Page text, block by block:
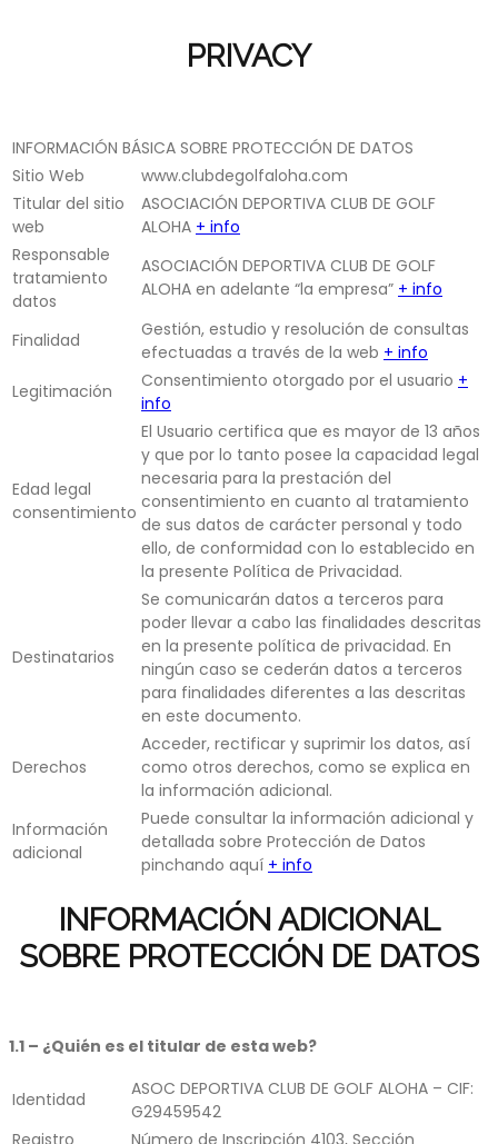
PRIVACY
INFORMACIÓN BÁSICA SOBRE PROTECCIÓN DE DATOS
Sitio Web
www.clubdegolfaloha.com
Titular del sitio
web
ASOCIACIÓN DEPORTIVA CLUB DE GOLF
ALOHA + info
Responsable
tratamiento
datos
ASOCIACIÓN DEPORTIVA CLUB DE GOLF
ALOHA en adelante “la empresa” + info
Finalidad
Gestión, estudio y resolución de consultas
efectuadas a través de la web + info
Legitimación
Consentimiento otorgado por el usuario +
info
Edad legal
consentimiento
El Usuario certifica que es mayor de 13 años
y que por lo tanto posee la capacidad legal
necesaria para la prestación del
consentimiento en cuanto al tratamiento
de sus datos de carácter personal y todo
ello, de conformidad con lo establecido en
la presente Política de Privacidad.
Destinatarios
Se comunicarán datos a terceros para
poder llevar a cabo las finalidades descritas
en la presente política de privacidad. En
ningún caso se cederán datos a terceros
para finalidades diferentes a las descritas
en este documento.
Derechos
Acceder, rectificar y suprimir los datos, así
como otros derechos, como se explica en
la información adicional.
Información
adicional
Puede consultar la información adicional y
detallada sobre Protección de Datos
pinchando aquí + info
INFORMACIÓN ADICIONAL
SOBRE PROTECCIÓN DE DATOS
1.1 – ¿Quién es el titular de esta web?
Identidad
ASOC DEPORTIVA CLUB DE GOLF ALOHA – CIF:
G29459542
Registro
Número de Inscripción 4103, Sección